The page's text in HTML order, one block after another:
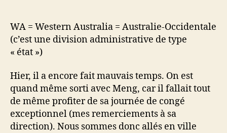
WA = Western Australia = Australie-Occidentale
(c’est une division administrative de type
« état »)
Hier, il a encore fait mauvais temps. On est
quand même sorti avec Meng, car il fallait tout
de même profiter de sa journée de congé
exceptionnel (mes remerciements à sa
direction). Nous sommes donc allés en ville